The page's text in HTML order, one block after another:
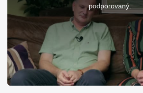
podporovaný.